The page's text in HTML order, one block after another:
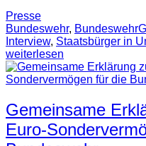
Presse
Bundeswehr,
Interview, Staatsbürger in
weiterlesen
Gemeinsame
Euro-